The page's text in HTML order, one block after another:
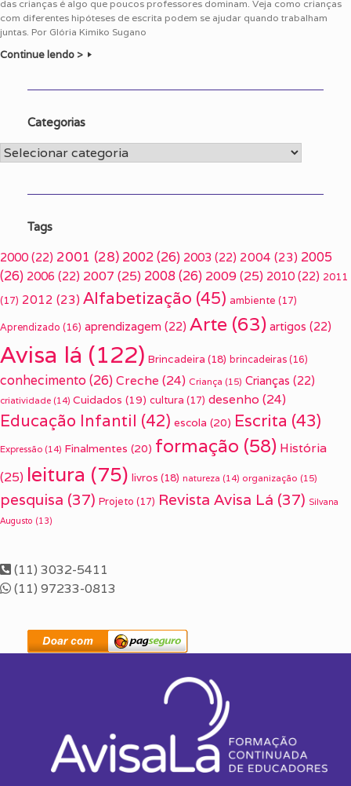
das crianças é algo que poucos professores dominam. Veja como crianças
com diferentes hipóteses de escrita podem se ajudar quando trabalham
juntas. Por Glória Kimiko Sugano
Continue lendo >
Categorias
Categorias
Tags
2000 (22) 2001 (28) 2002(26) 2003 (22) 2004 (23) 2005
(26) 2006 (22) 2007 (25) 2008(26) 2009(25) 2010 (22) 2011
(17) 2012 (23) Alfabetização (45) ambiente (17)
Aprendizado (16) aprendizagem (22) Arte (63) artigos (22)
Avisa lá (122) Brincadeira (18) brincadeiras (16)
conhecimento(26) Creche (24) Criança (15) Crianças (22)
criatividade (14) Cuidados (19) cultura (17) desenho (24)
Educação Infantil (42) escola (20) Escrita (43)
Expressão (14) Finalmentes (20) formação (58) História
(25) leitura (75) livros (18) natureza (14) organização (15)
pesquisa (37) Projeto (17) Revista Avisa Lá (37) Silvana
Augusto (13)
(11) 3032-5411
(11) 97233-0813